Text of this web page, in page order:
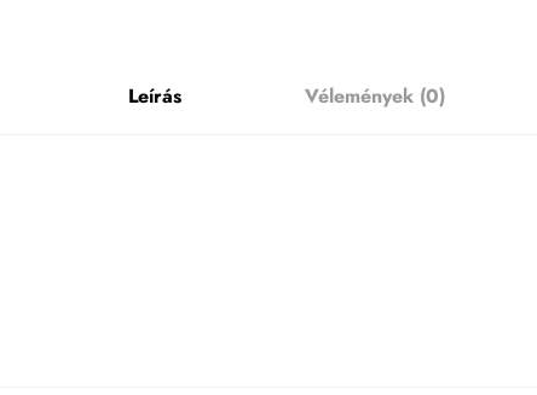
Leírás Vélemények (0)